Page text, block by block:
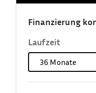
Finanzierung
Laufzeit
36 Monate